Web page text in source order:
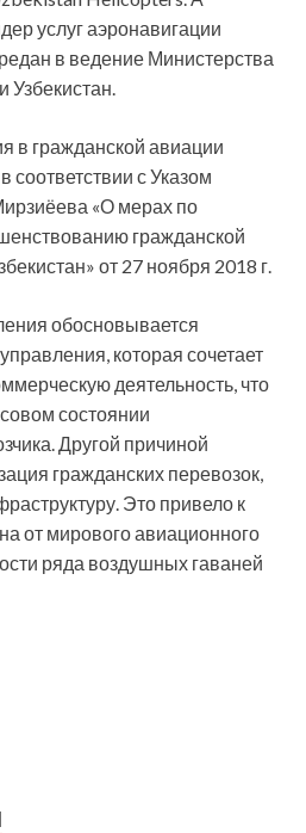
услуг аэронавигации
в ведение Министерства
Узбекистан.
в гражданской авиации
соответствии с Указом
«О мерах по
гражданской
от 27 ноября 2018 г.
обосновывается
которая сочетает
деятельность, что
состоянии
Другой причиной
гражданских перевозок,
Это привело к
от мирового авиационного
ряда воздушных гаваней